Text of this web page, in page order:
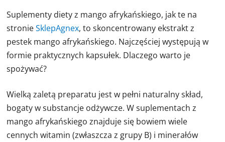
Suplementy diety z mango afrykańskiego, jak te na
stronieSklepAgnex, to skoncentrowany ekstrakt z
pestek mango afrykańskiego. Najczęściej występują w
formie praktycznych kapsułek. Dlaczego warto je
spożywać?
Wielką zaletą preparatu jest w pełni naturalny skład,
bogaty w substancje odżywcze. W suplementach z
mango afrykańskiego znajduje się bowiem wiele
cennych witamin (zwłaszcza z grupy B) i minerałów